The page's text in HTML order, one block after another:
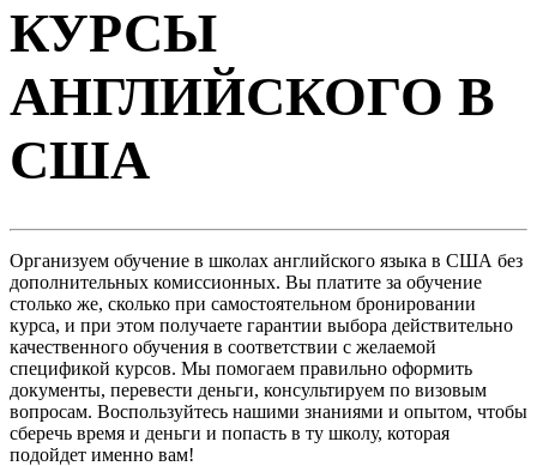
КУРСЫ
АНГЛИЙСКОГО В
США
Организуем обучение в школах английского языка в США без
дополнительных комиссионных. Вы платите за обучение
столько же, сколько при самостоятельном бронировании
курса, и при этом получаете гарантии выбора действительно
качественного обучения в соответствии с желаемой
спецификой курсов. Мы помогаем правильно оформить
документы, перевести деньги, консультируем по визовым
вопросам. Воспользуйтесь нашими знаниями и опытом, чтобы
сберечь время и деньги и попасть в ту школу, которая
подойдет именно вам!